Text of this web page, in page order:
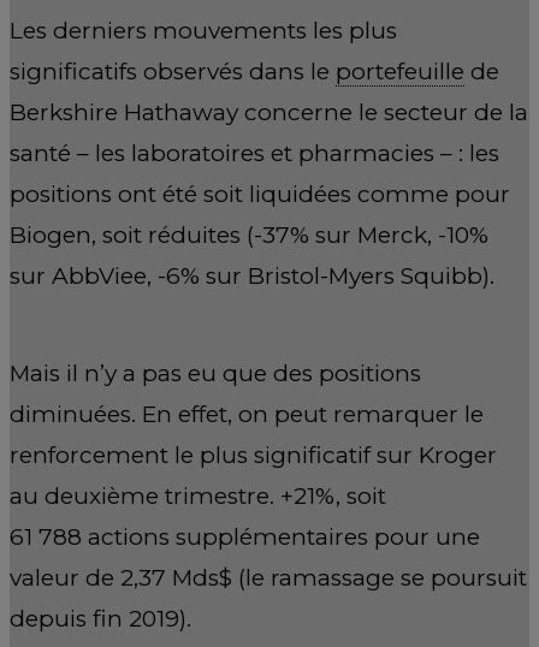
Les derniers mouvements les plus
significatifs observés dans le portefeuille de
Berkshire Hathaway concerne le secteur de la
santé – les laboratoires et pharmacies – : les
positions ont été soit liquidées comme pour
Biogen, soit réduites (-37% sur Merck, -10%
sur AbbViee, -6% sur Bristol-Myers Squibb).
Mais il n’y a pas eu que des positions
diminuées. En effet, on peut remarquer le
renforcement le plus significatif sur Kroger
au deuxième trimestre. +21%, soit
61 788 actions supplémentaires pour une
valeur de 2,37 Mds$ (le ramassage se poursuit
depuis fin 2019).